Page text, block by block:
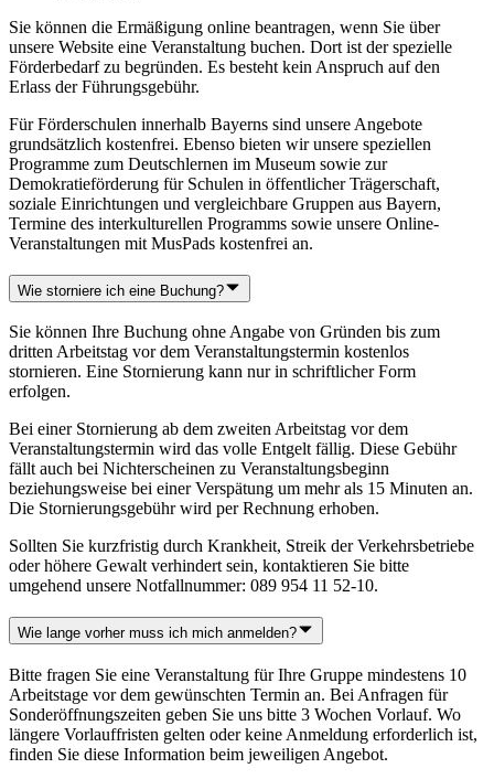
Sie können die Ermäßigung online beantragen, wenn Sie über
unsere Website eine Veranstaltung buchen. Dort ist der spezielle
Förderbedarf zu begründen. Es besteht kein Anspruch auf den
Erlass der Führungsgebühr.
Für Förderschulen innerhalb Bayerns sind unsere Angebote
grundsätzlich kostenfrei. Ebenso bieten wir unsere speziellen
Programme zum Deutschlernen im Museum sowie zur
Demokratieförderung für Schulen in öffentlicher Trägerschaft,
soziale Einrichtungen und vergleichbare Gruppen aus Bayern,
Termine des interkulturellen Programms sowie unsere Online-
Veranstaltungen mit MusPads kostenfrei an.
Wie storniere ich eine Buchung?
Sie können Ihre Buchung ohne Angabe von Gründen bis zum
dritten Arbeitstag vor dem Veranstaltungstermin kostenlos
stornieren. Eine Stornierung kann nur in schriftlicher Form
erfolgen.
Bei einer Stornierung ab dem zweiten Arbeitstag vor dem
Veranstaltungstermin wird das volle Entgelt fällig. Diese Gebühr
fällt auch bei Nichterscheinen zu Veranstaltungsbeginn
beziehungsweise bei einer Verspätung um mehr als 15 Minuten an.
Die Stornierungsgebühr wird per Rechnung erhoben.
Sollten Sie kurzfristig durch Krankheit, Streik der Verkehrsbetriebe
oder höhere Gewalt verhindert sein, kontaktieren Sie bitte
umgehend unsere Notfallnummer: 089 954 11 52-10.
Wie lange vorher muss ich mich anmelden?
Bitte fragen Sie eine Veranstaltung für Ihre Gruppe mindestens 10
Arbeitstage vor dem gewünschten Termin an. Bei Anfragen für
Sonderöffnungszeiten geben Sie uns bitte 3 Wochen Vorlauf. Wo
längere Vorlauffristen gelten oder keine Anmeldung erforderlich ist,
finden Sie diese Information beim jeweiligen Angebot.